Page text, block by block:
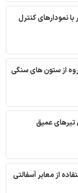
نمودارهای کنترل
از ستون های سنگی
تیرهای عمیق
از معابر آسفالتی